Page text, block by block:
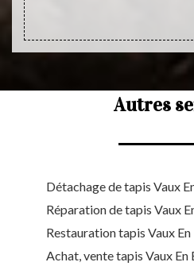
Autres
Détachage de tapis Vaux
Réparation de tapis Vaux
Restauration tapis Vaux
Achat, vente tapis Vaux En